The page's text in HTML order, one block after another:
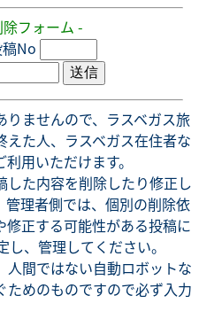
フォーム -
No
ませんので、ラスベガス旅
た人、ラスベガス在住者な
用いただけます。
した内容を削除したり修正し
理者側では、個別の削除依
正する可能性がある投稿に
、管理してください。
人間ではない自動ロボットな
ためのものですので必ず入力